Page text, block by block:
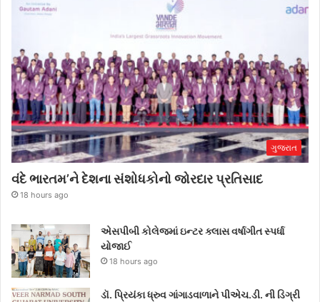
ગુજરાત
વંદે ભારતમ’ને દેશના સંશોધકોનો જોરદાર પ્રતિસાદ
18 hours ago
એસપીબી કોલેજમાં ઇન્ટર ક્લાસ વર્ષાગીત સ્પર્ધા
યોજાઈ
18 hours ago
ડૉ. પ્રિયંકા ધ્રુવ ગાંગાડવાળાને પીએચ.ડી. ની ડિગ્રી